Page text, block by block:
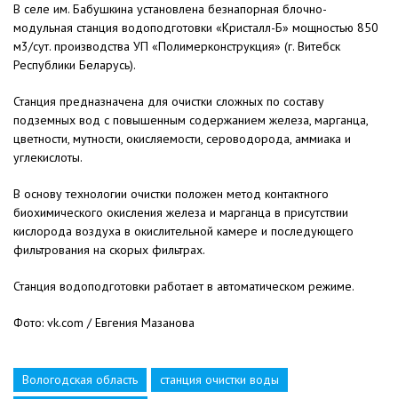
В селе им. Бабушкина установлена безнапорная блочно-
модульная станция водоподготовки «Кристалл-Б» мощностью 850
м3/сут. производства УП «Полимерконструкция» (г. Витебск
Республики Беларусь).
Станция предназначена для очистки сложных по составу
подземных вод с повышенным содержанием железа, марганца,
цветности, мутности, окисляемости, сероводорода, аммиака и
углекислоты.
В основу технологии очистки положен метод контактного
биохимического окисления железа и марганца в присутствии
кислорода воздуха в окислительной камере и последующего
фильтрования на скорых фильтрах.
Станция водоподготовки работает в автоматическом режиме.
Фото: vk.com / Евгения Мазанова
Вологодская область
станция очистки воды